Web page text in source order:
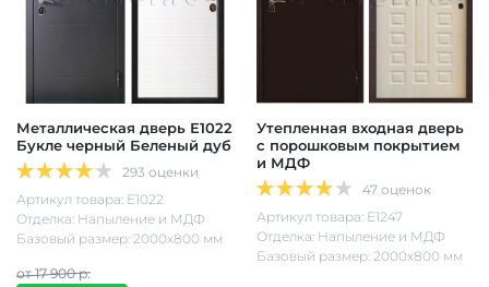
Металлическая дверь Е1022
Букле черный Беленый дуб
293 оценки
Артикул товара: Е1022
Отделка: Напыление и МДФ
Базовый размер: 2000х800 мм
от 17 900 р.
Утепленная входная дверь
с порошковым покрытием
и МДФ
47 оценок
Артикул товара: Е1247
Отделка: Напыление и МДФ
Базовый размер: 2000х800 мм